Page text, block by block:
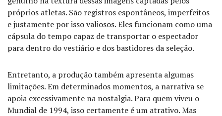
próprios atletas. São registros espontâneos, imperfeitos
e justamente por isso valiosos. Eles funcionam como uma
cápsula do tempo capaz de transportar o espectador
para dentro do vestiário e dos bastidores da seleção.
Entretanto, a produção também apresenta algumas
limitações. Em determinados momentos, a narrativa se
apoia excessivamente na nostalgia. Para quem viveu o
Mundial de 1994, isso certamente é um atrativo. Mas